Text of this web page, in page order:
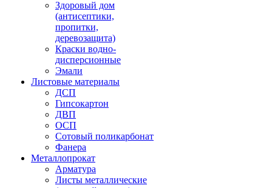
Здоровый дом
(антисептики,
пропитки,
деревозащита)
Краски водно-
дисперсионные
Эмали
Листовые материалы
ДСП
Гипсокартон
ДВП
ОСП
Сотовый поликарбонат
Фанера
Металлопрокат
Арматура
Листы металлические